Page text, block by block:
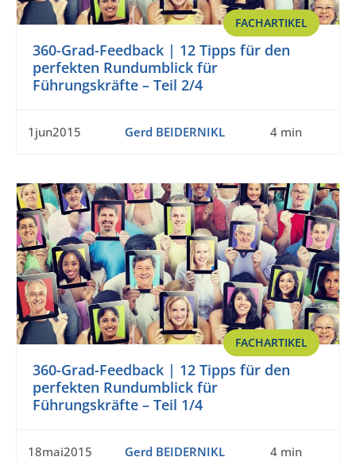
FACHARTIKEL
360-Grad-Feedback | 12 Tipps für den
perfekten Rundumblick für
Führungskräfte – Teil 2/4
1jun2015 Gerd BEIDERNIKL 4 min
FACHARTIKEL
360-Grad-Feedback | 12 Tipps für den
perfekten Rundumblick für
Führungskräfte – Teil 1/4
18mai2015 Gerd BEIDERNIKL 4 min